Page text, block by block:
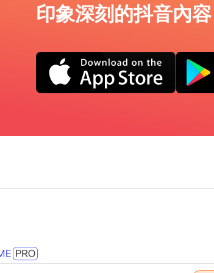
印象深刻的抖音內